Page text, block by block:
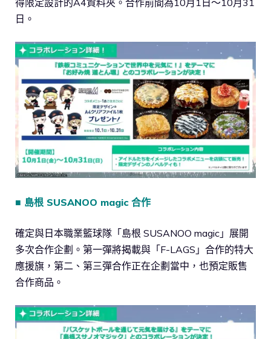
得限定設計的A4資料夾。合作前間為10月1日～10月31
日。
■ 島根 SUSANOO magic 合作
確定與日本職業籃球隊「島根 SUSANOO magic」展開
多次合作企劃。第一彈將揭載與「F-LAGS」合作的特大
應援旗，第二、第三彈合作正在企劃當中，也預定販售
合作商品。